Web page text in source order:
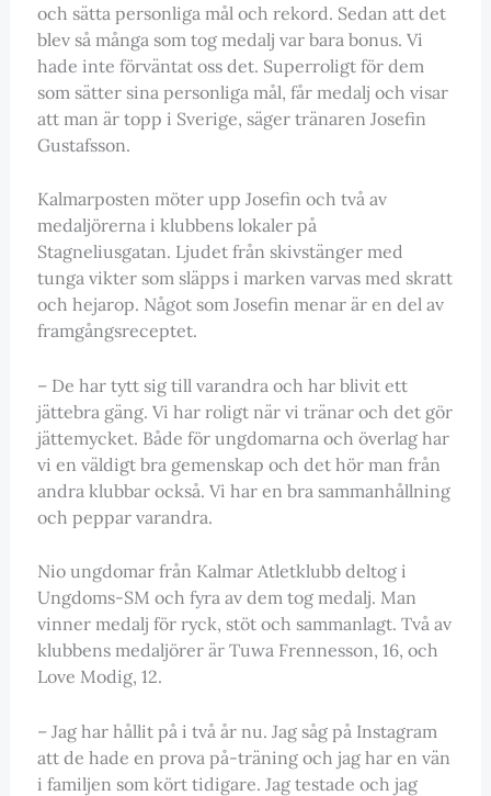
och sätta personliga mål och rekord. Sedan att det
blev så många som tog medalj var bara bonus. Vi
hade inte förväntat oss det. Superroligt för dem
som sätter sina personliga mål, får medalj och visar
att man är topp i Sverige, säger tränaren Josefin
Gustafsson.
Kalmarposten möter upp Josefin och två av
medaljörerna i klubbens lokaler på
Stagneliusgatan. Ljudet från skivstänger med
tunga vikter som släpps i marken varvas med skratt
och hejarop. Något som Josefin menar är en del av
framgångsreceptet.
– De har tytt sig till varandra och har blivit ett
jättebra gäng. Vi har roligt när vi tränar och det gör
jättemycket. Både för ungdomarna och överlag har
vi en väldigt bra gemenskap och det hör man från
andra klubbar också. Vi har en bra sammanhållning
och peppar varandra.
Nio ungdomar från Kalmar Atletklubb deltog i
Ungdoms-SM och fyra av dem tog medalj. Man
vinner medalj för ryck, stöt och sammanlagt. Två av
klubbens medaljörer är Tuwa Frennesson, 16, och
Love Modig, 12.
– Jag har hållit på i två år nu. Jag såg på Instagram
att de hade en prova på-träning och jag har en vän
i familjen som kört tidigare. Jag testade och jag